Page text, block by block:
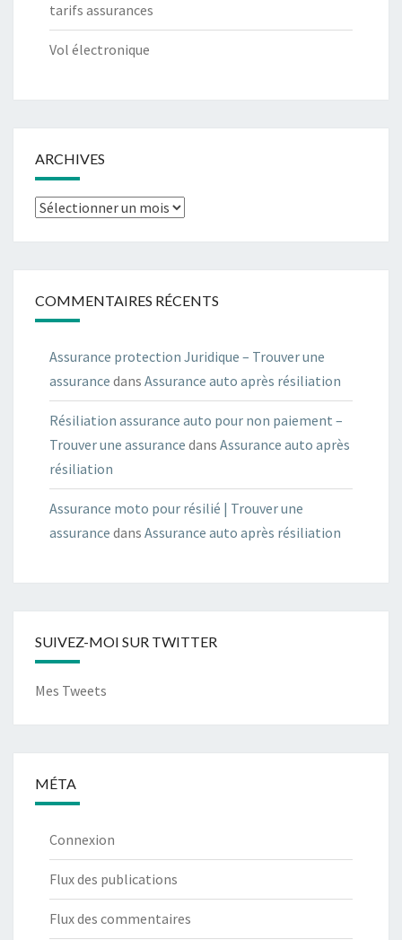
tarifs assurances
Vol électronique
ARCHIVES
Archives
COMMENTAIRES RÉCENTS
Assurance protection Juridique – Trouver une
assurance dans Assurance auto après résiliation
Résiliation assurance auto pour non paiement –
Trouver une assurance dans Assurance auto après
résiliation
Assurance moto pour résilié | Trouver une
assurance dans Assurance auto après résiliation
SUIVEZ-MOI SUR TWITTER
Mes Tweets
MÉTA
Connexion
Flux des publications
Flux des commentaires